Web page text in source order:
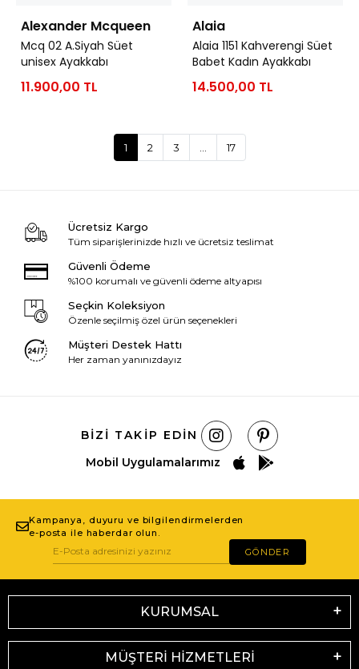
Alexander Mcqueen
Mcq 02 A.Siyah Süet
unisex Ayakkabı
11.900,00 TL
Alaia
Alaia 1151 Kahverengi Süet
Babet Kadın Ayakkabı
14.500,00 TL
1 2 3 17
Ücretsiz Kargo
Tüm siparişlerinizde hızlı ve ücretsiz teslimat
Güvenli Ödeme
%100 korumalı ve güvenli ödeme altyapısı
Seçkin Koleksiyon
Özenle seçilmiş özel ürün seçenekleri
Müşteri Destek Hattı
Her zaman yanınızdayız
BIZI TAKIP EDIN
Mobil Uygulamalarımız
Kampanya, duyuru ve bilgilendirmelerden
e-posta ile haberdar olun.
GÖNDER
KURUMSAL
MÜŞTERİ HİZMETLERİ